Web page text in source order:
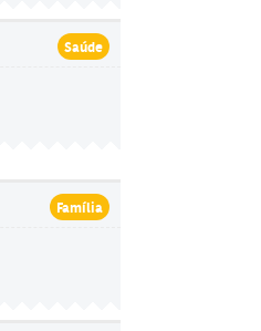
Saúde
Família